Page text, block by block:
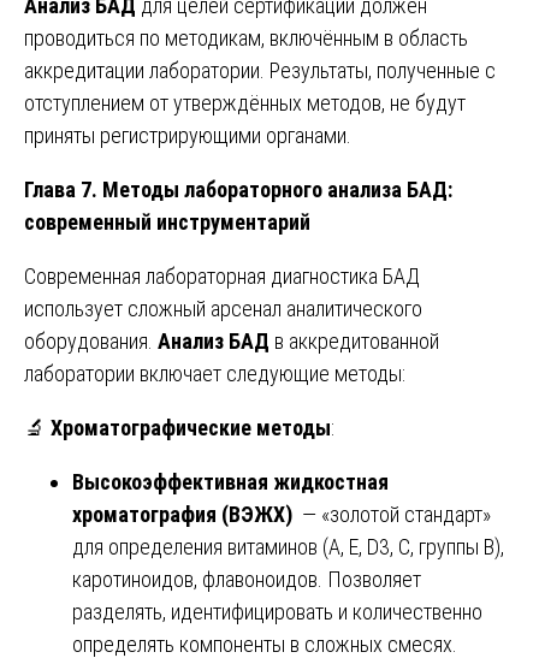
Анализ БАД для целей сертификации должен
проводиться по методикам, включённым в область
аккредитации лаборатории. Результаты, полученные с
отступлением от утверждённых методов, не будут
приняты регистрирующими органами.
Глава 7. Методы лабораторного анализа БАД:
современный инструментарий
Современная лабораторная диагностика БАД
использует сложный арсенал аналитического
оборудования. Анализ БАД в аккредитованной
лаборатории включает следующие методы:
🔬 Хроматографические методы:
Высокоэффективная жидкостная
хроматография (ВЭЖХ) — «золотой стандарт»
для определения витаминов (A, E, D3, C, группы B),
каротиноидов, флавоноидов. Позволяет
разделять, идентифицировать и количественно
определять компоненты в сложных смесях.